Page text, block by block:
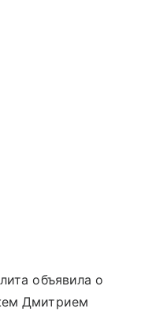
объявила о
Дмитрием